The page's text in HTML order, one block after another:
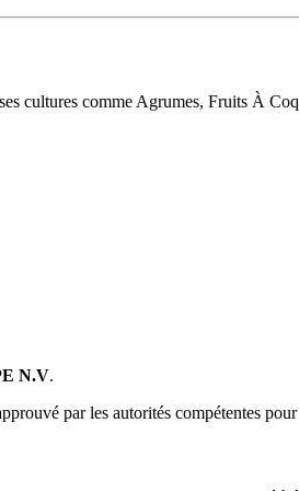
cultures comme Agrumes, Fruits À
N.V.
par les autorités compétentes